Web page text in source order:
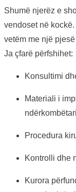
Shumë njerëz e
vendoset në
vetëm me një
Ja çfarë përfshihet:
Konsultimi
Materiali i
Procedura
Kontrolli dhe
Kurora